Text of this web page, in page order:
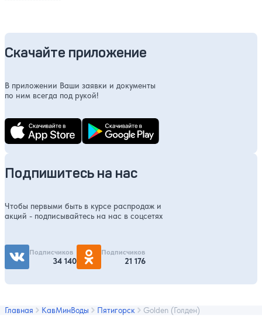
Скачайте приложение
В приложении Ваши заявки и документы
по ним всегда под рукой!
Подпишитесь на нас
Чтобы первыми быть в курсе распродаж и
акций - подписывайтесь на нас в соцсетях
Подписчиков
34 140
Подписчиков
21 176
Главная КавМинВоды Пятигорск Golden (Голден)